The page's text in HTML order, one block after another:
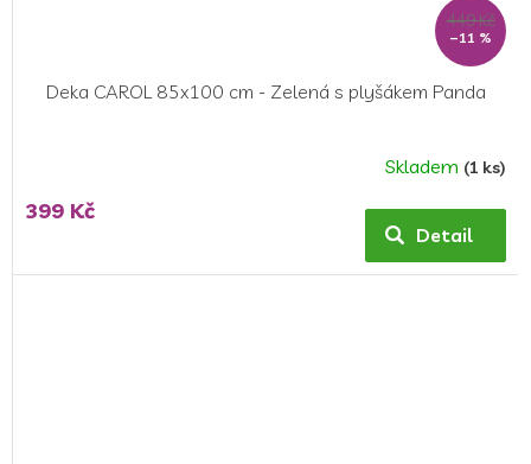
449 Kč
–11 %
Deka CAROL 85x100 cm - Zelená s plyšákem Panda
Skladem (1 ks)
399 Kč
Detail